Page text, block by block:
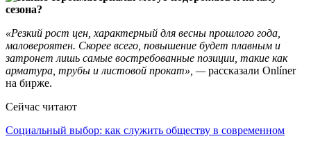
«Резкий рост цен, характерный для весны прошлого года,
маловероятен. Скорее всего, повышение будет плавным и
затронет лишь самые востребованные позиции, такие как
арматура, трубы и листовой прокат», —рассказали Onlíner
на бирже.
Сейчас читают
Социальный выбор: как служить обществу в современном